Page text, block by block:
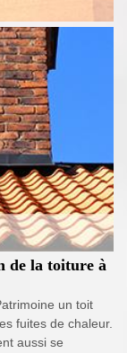
de la toiture à
un toit
fuites de chaleur.
aussi se